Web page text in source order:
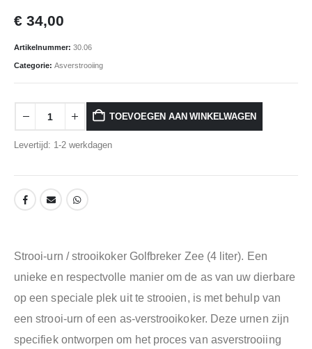
€ 34,00
Artikelnummer: 30.06
Categorie: Asverstrooiing
TOEVOEGEN AAN WINKELWAGEN
Levertijd: 1-2 werkdagen
Strooi-urn / strooikoker Golfbreker Zee (4 liter). Een
unieke en respectvolle manier om de as van uw dierbare
op een speciale plek uit te strooien, is met behulp van
een strooi-urn of een as-verstrooikoker. Deze urnen zijn
specifiek ontworpen om het proces van asverstrooiing